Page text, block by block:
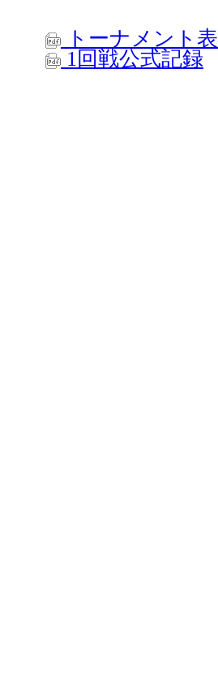
トーナメント表
1回戦公式記録